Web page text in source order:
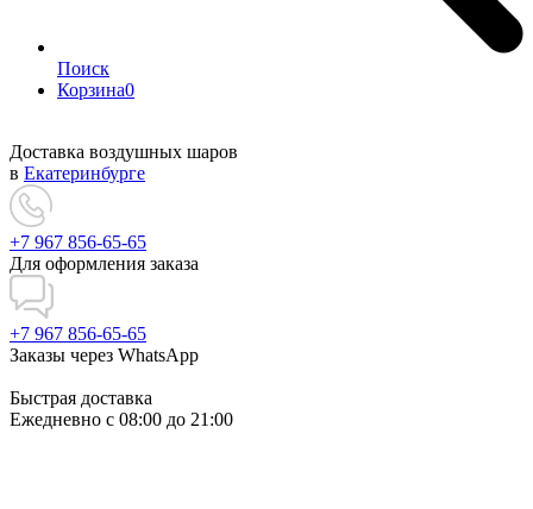
Поиск
Корзина0
Доставка воздушных шаров
в Екатеринбурге
+7 967 856-65-65
Для оформления заказа
+7 967 856-65-65
Заказы через WhatsApp
Быстрая доставка
Ежедневно c 08:00 до 21:00